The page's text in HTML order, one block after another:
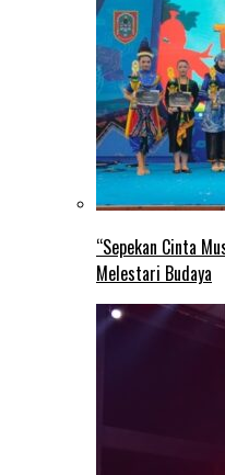
“Sepekan Cinta
Melestari Budaya